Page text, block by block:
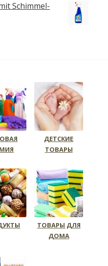
Schimmel-
ДЕТСКИЕ
ТОВАРЫ
ТОВАРЫ ДЛЯ
ДОМА